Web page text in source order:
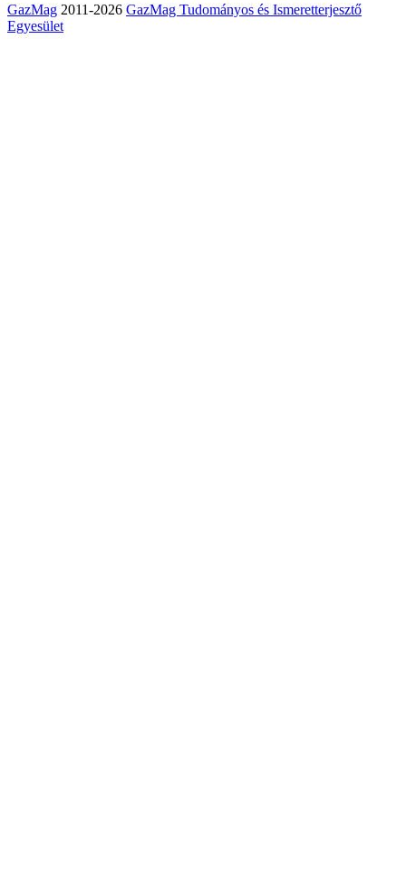
GazMag 2011-2026 GazMag Tudományos és Ismeretterjesztő
Egyesület